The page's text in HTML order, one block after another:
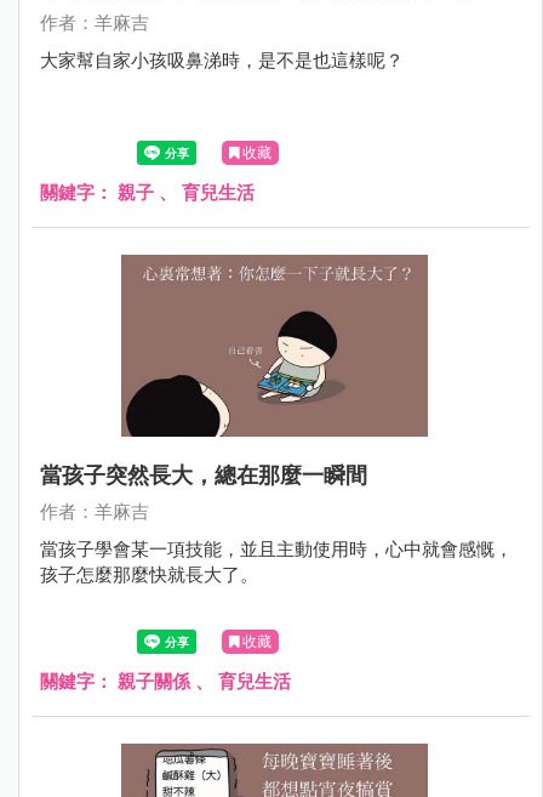
作者：羊麻吉
大家幫自家小孩吸鼻涕時，是不是也這樣呢？
收藏
關鍵字： 親子 、 育兒生活
當孩子突然長大，總在那麼一瞬間
作者：羊麻吉
當孩子學會某一項技能，並且主動使用時，心中就會感慨，
孩子怎麼那麼快就長大了。
收藏
關鍵字： 親子關係 、 育兒生活